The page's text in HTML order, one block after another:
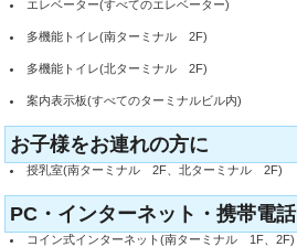
エレベーター(すべてのエレベーター)
多機能トイレ(南ターミナル 2F)
多機能トイレ(北ターミナル 2F)
案内表示板(すべてのターミナルビル内)
お子様をお連れの方に
授乳室(南ターミナル 2F、北ターミナル 2F)
PC・インターネット・携帯電話
コイン式インターネット(南ターミナル 1F、2F)